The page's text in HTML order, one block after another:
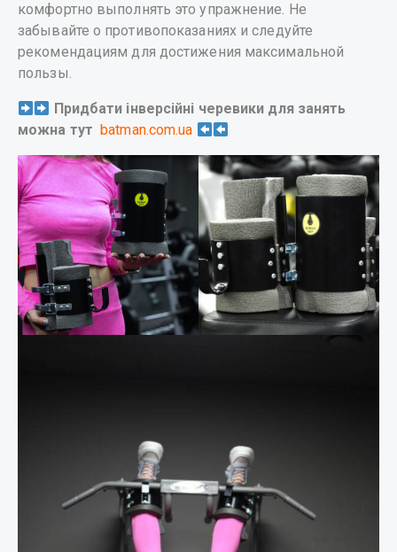
комфортно выполнять это упражнение. Не
забывайте о противопоказаниях и следуйте
рекомендациям для достижения максимальной
пользы.
Придбати інверсійні черевики для занять
можна тут batman.com.ua